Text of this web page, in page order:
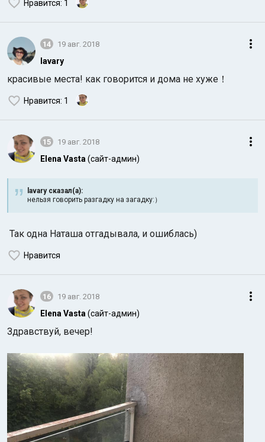
Нравится: 1
14 19 авг. 2018
lavary
красивые места! как говорится и дома не хуже！
Нравится: 1
15 19 авг. 2018
Elena Vasta (сайт-админ)
lavary сказал(а):
нельзя говорить разгадку на загадку:）
Так одна Наташа отгадывала, и ошиблась)
Нравится
16 19 авг. 2018
Elena Vasta (сайт-админ)
Здравствуй, вечер!